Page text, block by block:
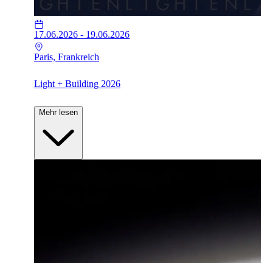
17.06.2026 - 19.06.2026
Paris, Frankreich
Light + Building 2026
Mehr lesen